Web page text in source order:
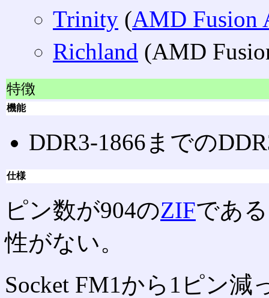
Trinity (AMD Fusion
Richland (AMD
特徴
機能
DDR3-1866までの
仕様
ピン数が904のZIFであ
性がない。
Socket FM1から1ピン